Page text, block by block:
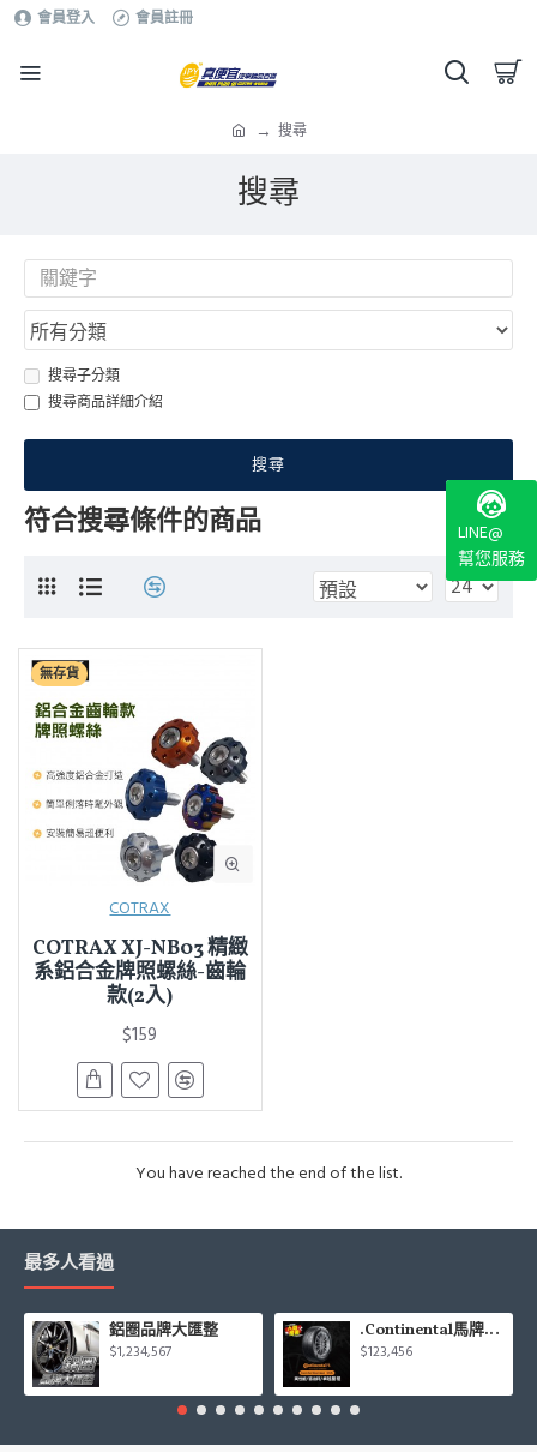
會員登入 會員註冊
搜尋
搜尋
搜尋子分類
搜尋商品詳細介紹
搜尋
符合搜尋條件的商品
無存貨
COTRAX
COTRAX XJ-NB03 精緻
系鋁合金牌照螺絲-齒輪
款(2入)
$159
You have reached the end of the list.
最多人看過
鋁圈品牌大匯整
$1,234,567
.Continental馬牌CCK輪胎特價專區
$123,456
LINE@
幫您服務